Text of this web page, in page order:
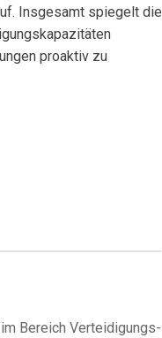
Insgesamt spiegelt die
proaktiv zu
Bereich Verteidigungs-